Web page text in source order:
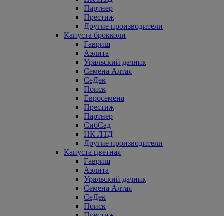
Партнер
Престиж
Другие производители
Капуста брокколи
Гавриш
Аэлита
Уральский дачник
Семена Алтая
СеДек
Поиск
Евросемена
Престиж
Партнер
СибСад
НК ЛТД
Другие производители
Капуста цветная
Гавриш
Аэлита
Уральский дачник
Семена Алтая
СеДек
Поиск